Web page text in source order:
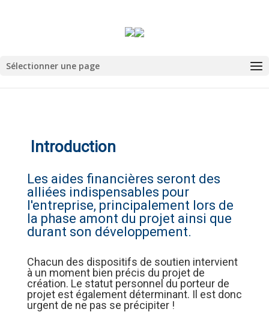
Sélectionner une page
Introduction
Les aides financières seront des
alliées indispensables pour
l'entreprise, principalement lors de
la phase amont du projet ainsi que
durant son développement.
Chacun des dispositifs de soutien intervient
à un moment bien précis du projet de
création. Le statut personnel du porteur de
projet est également déterminant. Il est donc
urgent de ne pas se précipiter !